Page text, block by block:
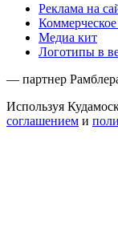
Реклама на
Медиа кит
Логотипы в
— партнер
Используя
соглашением и